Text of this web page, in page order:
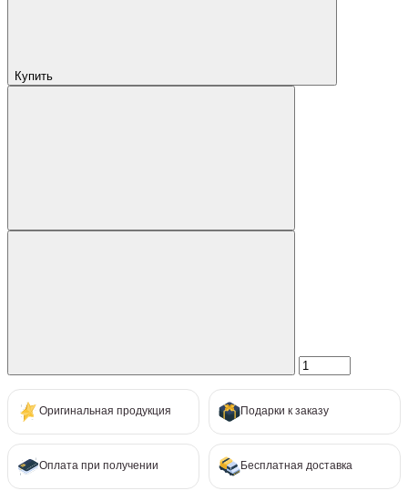
Купить
Оригинальная продукция Подарки к заказу
Оплата при получении Бесплатная доставка